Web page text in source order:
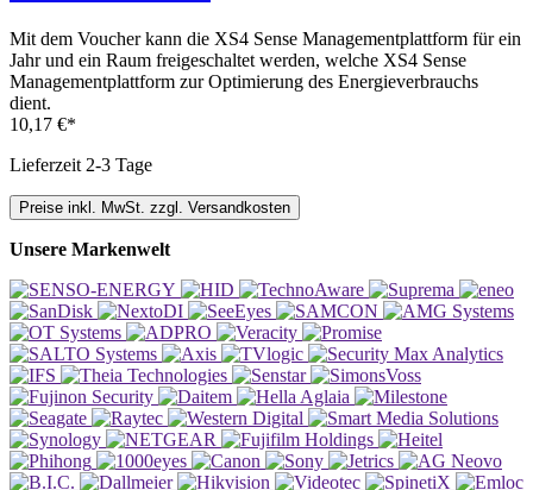
Mit dem Voucher kann die XS4 Sense Managementplattform für ein
Jahr und ein Raum freigeschaltet werden, welche XS4 Sense
Managementplattform zur Optimierung des Energieverbrauchs
dient.
10,17 €*
Lieferzeit 2-3 Tage
Preise inkl. MwSt. zzgl. Versandkosten
Unsere Markenwelt